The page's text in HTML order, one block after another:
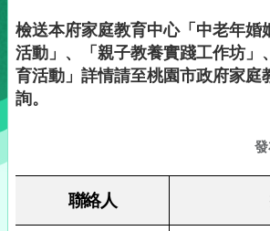
檢送本府家庭教育中心「中老年婚
活動」、「親子教養實踐工作坊」
育活動」詳情請至桃園市政府家庭
詢。
聯絡人